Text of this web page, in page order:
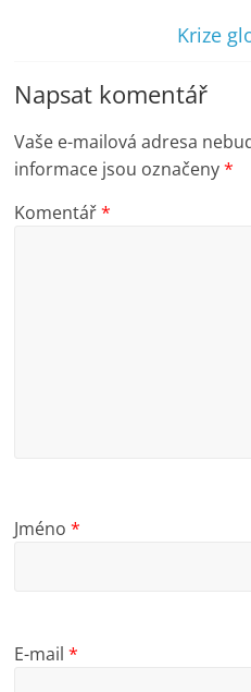
Krize
Napsat komentář
Vaše e-mailová adresa
informace jsou označeny*
Komentář*
Jméno*
E-mail*